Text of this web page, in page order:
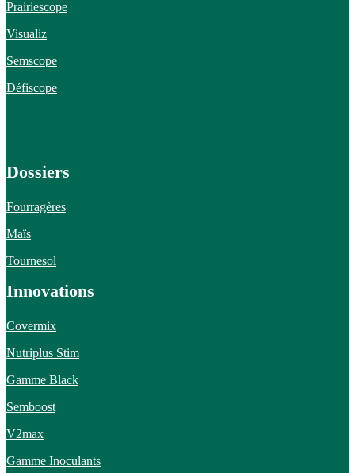
Prairiescope
Visualiz
Semscope
Défiscope
Dossiers
Fourragères
Maïs
Tournesol
Innovations
Covermix
Nutriplus Stim
Gamme Black
Semboost
V2max
Gamme Inoculants